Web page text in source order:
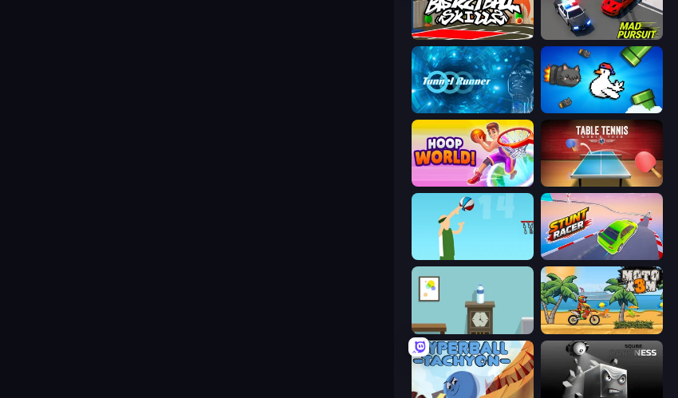
Basketball Skills Mad Pursuit
Tunnel Runner Honk
Hoop World 3D Table Tennis World Tour
Street Ball Jam Stunt Racer
Flip Bottle Moto X3M